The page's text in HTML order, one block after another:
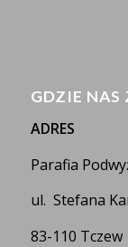
GDZIE NAS
ADRES
Parafia
ul. Stefana
83-110 Tczew